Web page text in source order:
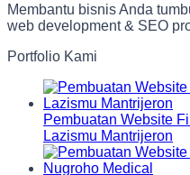
Membantu bisnis Anda
web development & SEO
Portfolio Kami
Pembuatan Website
Lazismu Mantrijeron